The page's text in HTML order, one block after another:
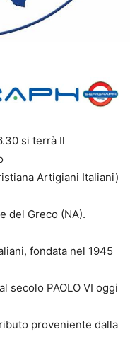
si terrà Il
Artigiani Italiani)
del Greco (NA).
fondata nel 1945
secolo PAOLO VI oggi
proveniente dalla